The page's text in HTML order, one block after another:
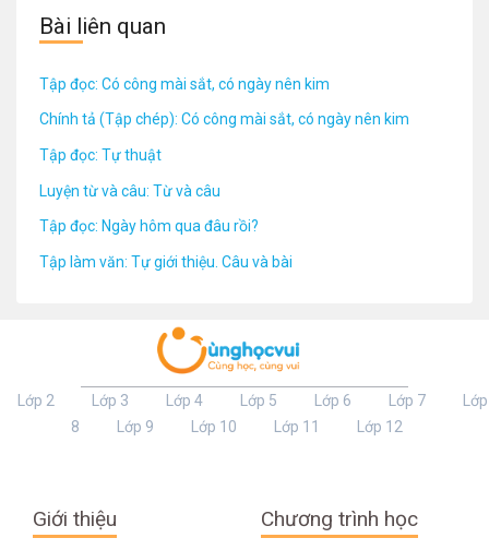
Bài liên quan
Tập đọc: Có công mài sắt, có ngày nên kim
Chính tả (Tập chép): Có công mài sắt, có ngày nên kim
Tập đọc: Tự thuật
Luyện từ và câu: Từ và câu
Tập đọc: Ngày hôm qua đâu rồi?
Tập làm văn: Tự giới thiệu. Câu và bài
Lớp 2 Lớp 3 Lớp 4 Lớp 5 Lớp 6 Lớp 7
Lớp
8
Lớp 9 Lớp 10 Lớp 11 Lớp 12
Giới thiệu Chương trình học